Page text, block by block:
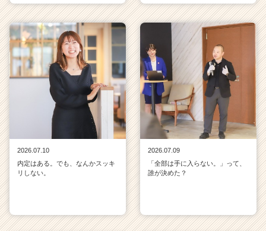
2026.07.10
内定はある。でも、なんかスッキ
リしない。
2026.07.09
「全部は手に入らない。」って、
誰が決めた？